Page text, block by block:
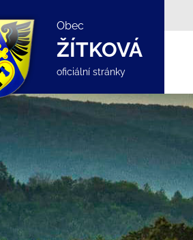
Obec
ŽÍTKOVÁ
oficiální stránky